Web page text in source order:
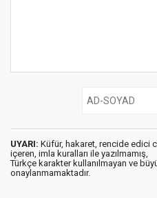
UYARI: Küfür, hakaret, rencide edici
içeren, imla kuralları ile yazılmamış,
Türkçe karakter kullanılmayan ve
onaylanmamaktadır.